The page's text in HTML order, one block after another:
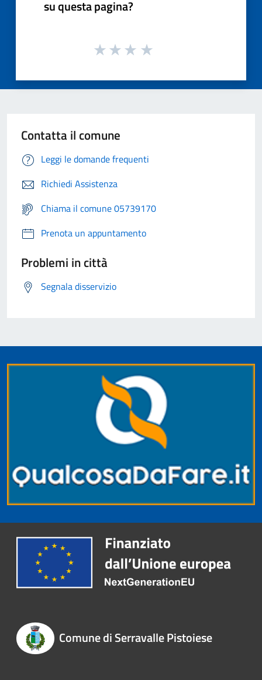
su questa pagina?
Contatta il comune
Leggi le domande frequenti
Richiedi Assistenza
Chiama il comune 05739170
Prenota un appuntamento
Problemi in città
Segnala disservizio
Comune di Serravalle Pistoiese